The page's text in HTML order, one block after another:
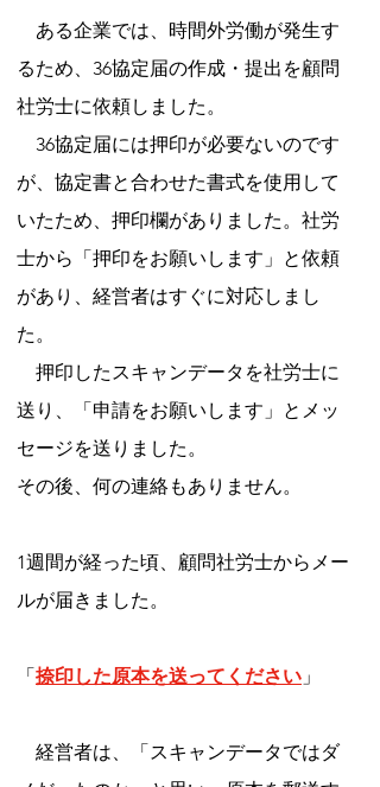
ある企業では、時間外労働が発生す
るため、36協定届の作成・提出を顧問
社労士に依頼しました。
36協定届には押印が必要ないのです
が、協定書と合わせた書式を使用して
いたため、押印欄がありました。社労
士から「押印をお願いします」と依頼
があり、経営者はすぐに対応しまし
た。
押印したスキャンデータを社労士に
送り、「申請をお願いします」とメッ
セージを送りました。
その後、何の連絡もありません。
1週間が経った頃、顧問社労士からメー
ルが届きました。
「捺印した原本を送ってください 」
経営者は、「スキャンデータではダ